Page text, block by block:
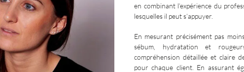
en combinant l’expérience du
lesquelles il peut s’appuyer.
En mesurant précisément pas
sébum, hydratation et
compréhension détaillée et claire
pour chaque client. En assurant